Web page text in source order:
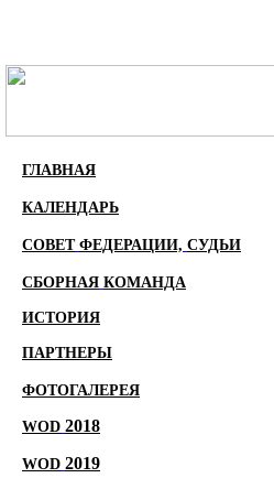
ГЛАВНАЯ
КАЛЕНДАРЬ
СОВЕТ ФЕДЕРАЦИИ, СУДЬИ
СБОРНАЯ КОМАНДА
ИСТОРИЯ
ПАРТНЕРЫ
ФОТОГАЛЕРЕЯ
WOD 2018
WOD 2019